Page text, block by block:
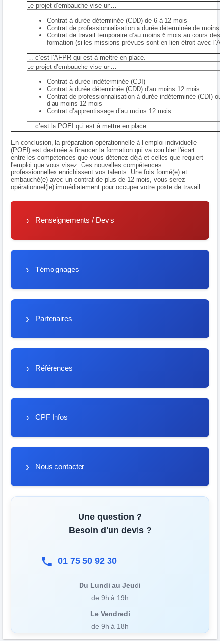
Le projet d’embauche vise un…
Contrat à durée déterminée (CDD) de 6 à 12 mois
Contrat de professionnalisation à durée déterminée de
Contrat de travail temporaire d’au moins 6 mois au cours
formation (si les missions prévues sont en lien étroit avec
… c’est l’AFPR qui est à mettre en place.
Le projet d’embauche vise un…
Contrat à durée indéterminée (CDI)
Contrat à durée déterminée (CDD) d'au moins 12 mois
Contrat de professionnalisation à durée indéterminée (CDI)
d’au moins 12 mois
Contrat d’apprentissage d’au moins 12 mois
… c’est la POEI qui est à mettre en place.
En conclusion, la préparation opérationnelle à l’emploi individuelle
(POEI) est destinée à financer la formation qui va combler l'écart
entre les compétences que vous détenez déjà et celles que requiert
l'emploi que vous visez. Ces nouvelles compétences
professionnelles enrichissent vos talents. Une fois formé(e) et
embauché(e) avec un contrat de plus de 12 mois, vous serez
opérationnel(le) immédiatement pour occuper votre poste de travail.
Renseignements / Devis
Témoignages
Partenaires
Références
CPF Infos
Nous contacter
Une question ?
Besoin d'un devis ?
01 75 50 92 30
Du Lundi au Jeudi
de 9h à 19h
Le Vendredi
de 9h à 18h